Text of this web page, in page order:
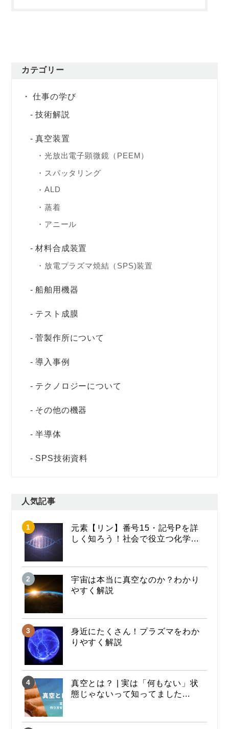
カテゴリー
仕事の学び
技術解説
真空装置
光放出電子顕微鏡（PEEM）
スパッタリング
ALD
蒸着
アニール
材料合成装置
放電プラズマ焼結（SPS)装置
船舶用機器
テスト成膜
菅製作所について
導入事例
テクノロジーについて
その他の機器
半導体
SPS技術資料
人気記事
元素【リン】番号15・記号Pを詳
しく知ろう！社会で役立つ化学...
宇宙は本当に真空なのか？わかり
やすく解説
身近にたくさん！プラズマをわか
りやすく解説
真空とは？ | 実は「何もない」状
態じゃないって知ってました...